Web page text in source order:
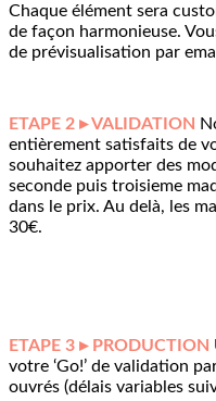
Chaque élément sera
de façon harmonieuse.
de prévisualisation par
ETAPE 2 ▸ VALIDATION
entièrement satisfaits de
souhaitez apporter des
seconde puis troisieme
dans le prix. Au delà, les
30€.
ETAPE 3 ▸ PRODUCTION
votre ‘Go!’ de validation
ouvrés (délais variables